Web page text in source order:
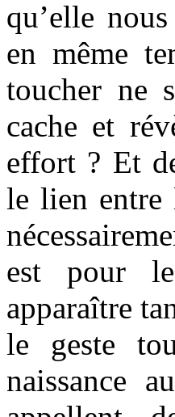
qu’elle
en même
toucher ne
cache et
effort ? Et
le lien entre
est pour
apparaître
le geste
naissance